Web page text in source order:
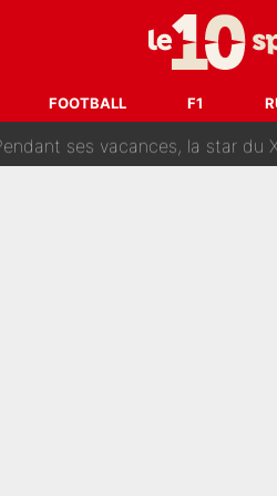
FOOTBALL F1
par La Chaîne L’Équipe : Même Olivier
les inséparables Kylian
ses vacances, la star du